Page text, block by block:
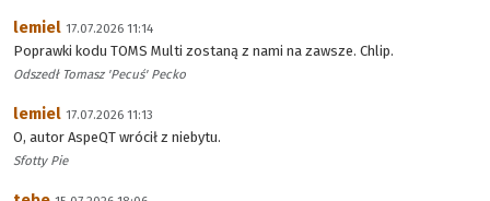
lemiel 17.07.2026 11:14
Poprawki kodu TOMS Multi zostaną z nami na zawsze. Chlip.
Odszedł Tomasz 'Pecuś' Pecko
lemiel 17.07.2026 11:13
O, autor AspeQT wrócił z niebytu.
Sfotty Pie